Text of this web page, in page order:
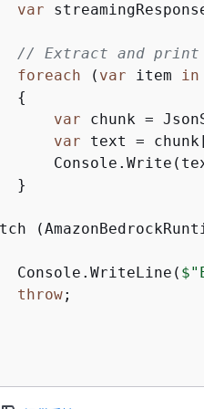
var
// Extract and print
foreach ( var item in
{
var chunk =
var text =
}
Console.WriteLine(
throw;